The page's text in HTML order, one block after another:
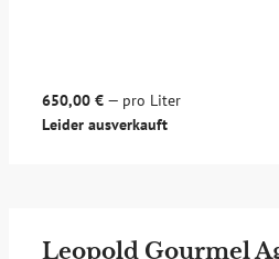
650,00 € — pro Liter
Leider ausverkauft
Leopold Gourmel